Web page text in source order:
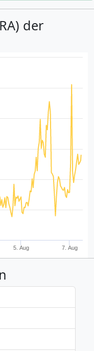
der
5. Aug 7. Aug